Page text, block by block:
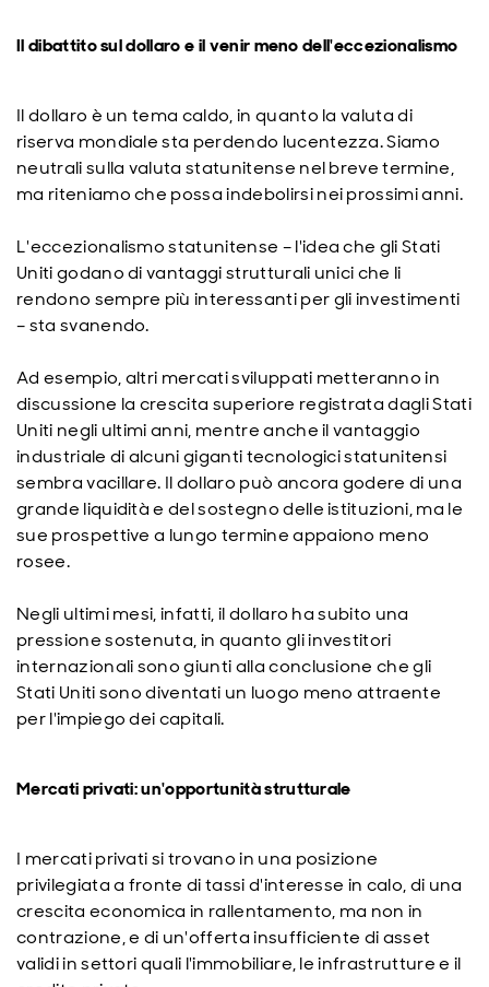
Il dibattito sul dollaro e il venir meno dell'eccezionalismo
Il dollaro è un tema caldo, in quanto la valuta di
riserva mondiale sta perdendo lucentezza. Siamo
neutrali sulla valuta statunitense nel breve termine,
ma riteniamo che possa indebolirsi nei prossimi anni.
L'eccezionalismo statunitense – l'idea che gli Stati
Uniti godano di vantaggi strutturali unici che li
rendono sempre più interessanti per gli investimenti
– sta svanendo.
Ad esempio, altri mercati sviluppati metteranno in
discussione la crescita superiore registrata dagli Stati
Uniti negli ultimi anni, mentre anche il vantaggio
industriale di alcuni giganti tecnologici statunitensi
sembra vacillare. Il dollaro può ancora godere di una
grande liquidità e del sostegno delle istituzioni, ma le
sue prospettive a lungo termine appaiono meno
rosee.
Negli ultimi mesi, infatti, il dollaro ha subito una
pressione sostenuta, in quanto gli investitori
internazionali sono giunti alla conclusione che gli
Stati Uniti sono diventati un luogo meno attraente
per l'impiego dei capitali.
Mercati privati: un'opportunità strutturale
I mercati privati si trovano in una posizione
privilegiata a fronte di tassi d'interesse in calo, di una
crescita economica in rallentamento, ma non in
contrazione, e di un'offerta insufficiente di asset
validi in settori quali l'immobiliare, le infrastrutture e il